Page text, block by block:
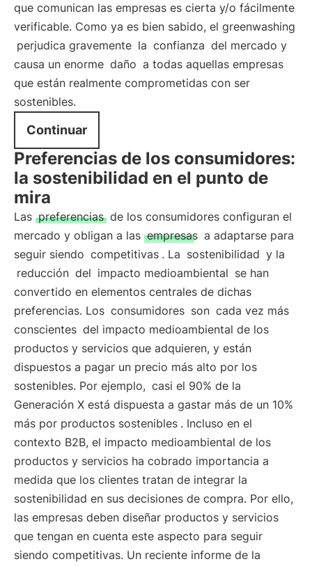
que comunican las empresas es cierta y/o fácilmente
verificable. Como ya es bien sabido, el greenwashing
perjudica gravemente la confianza del mercado y
causa un enorme daño a todas aquellas empresas
que están realmente comprometidas con ser
sostenibles.
Continuar
Preferencias de los consumidores:
la sostenibilidad en el punto de
mira
Las preferencias de los consumidores configuran el
mercado y obligan a las empresas a adaptarse para
seguir siendo competitivas . La sostenibilidad y la
reducción del impacto medioambiental se han
convertido en elementos centrales de dichas
preferencias. Los consumidores son cada vez más
conscientes del impacto medioambiental de los
productos y servicios que adquieren, y están
dispuestos a pagar un precio más alto por los
sostenibles. Por ejemplo, casi el 90% de la
Generación X está dispuesta a gastar más de un 10%
más por productos sostenibles . Incluso en el
contexto B2B, el impacto medioambiental de los
productos y servicios ha cobrado importancia a
medida que los clientes tratan de integrar la
sostenibilidad en sus decisiones de compra. Por ello,
las empresas deben diseñar productos y servicios
que tengan en cuenta este aspecto para seguir
siendo competitivas. Un reciente informe de la